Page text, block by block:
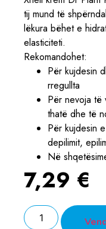
tij mund të
lëkura bëhet e
elasticiteti.
Rekomandohet:
Për kujdesin
rregullta
Për nevoja të
thatë dhe të
Për kujdesin
depilimit,
Në
7,29 €